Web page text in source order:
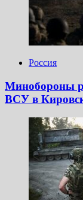
Россия
Минобороны
ВСУ в